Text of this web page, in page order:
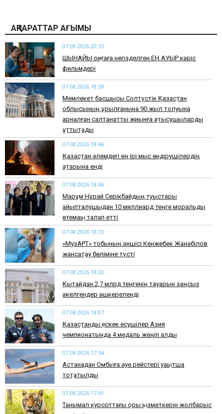
АҚПАРАТТАР АҒЫМЫ
07.08.2026 20:35
​ШЫНАЙЫ оқиғаға негізделген ЕҢ АУЫР кәріс
фильмдері
07.08.2026 18:59
Мемлекет басшысы Солтүстік Қазақстан
облысының құрылғанына 90 жыл толуына
арналған салтанатты жиынға қатысушыларды
құттықтады
07.08.2026 18:46
Қазақстан әлемдегі ең ірі мыс өндірушілердің
қатарына енді
07.08.2026 18:46
Марқұм Нұрай Серікбайдың туыстары
айыпталушыдан 10 миллиард теңге моральдық
өтемақы талап етті
07.08.2026 18:33
«МузАРТ» тобының әншісі Кенжебек Жанәбілов
жансақтау бөліміне түсті
07.08.2026 18:20
Қытайдан 2,7 млрд теңгенің тауарын заңсыз
әкелгендер әшкереленді
07.08.2026 18:07
Қазақстандық ескек есушілер Азия
чемпионатында 4 медаль жеңіп алды
07.08.2026 17:54
Астанадан Омбыға әуе рейстері уақытша
тоқтатылды
07.08.2026 17:41
​Танымал курорттағы қорық қызметкерін жолбарыс